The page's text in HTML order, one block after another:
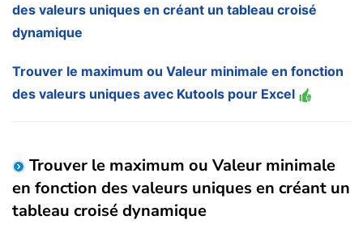
des valeurs uniques en créant un tableau croisé
dynamique
Trouver le maximum ou Valeur minimale en fonction
des valeurs uniques avec Kutools pour Excel
Trouver le maximum ou Valeur minimale
en fonction des valeurs uniques en créant un
tableau croisé dynamique